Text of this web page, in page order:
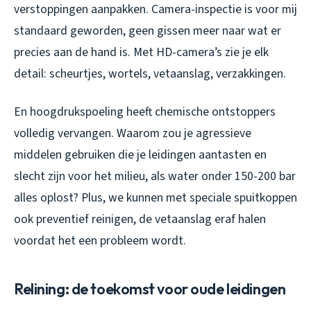
verstoppingen aanpakken. Camera-inspectie is voor mij
standaard geworden, geen gissen meer naar wat er
precies aan de hand is. Met HD-camera’s zie je elk
detail: scheurtjes, wortels, vetaanslag, verzakkingen.
En hoogdrukspoeling heeft chemische ontstoppers
volledig vervangen. Waarom zou je agressieve
middelen gebruiken die je leidingen aantasten en
slecht zijn voor het milieu, als water onder 150-200 bar
alles oplost? Plus, we kunnen met speciale spuitkoppen
ook preventief reinigen, de vetaanslag eraf halen
voordat het een probleem wordt.
Relining: de toekomst voor oude leidingen